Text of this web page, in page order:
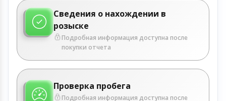
Сведения о нахождении в
розыске
Подробная информация доступна после
покупки отчета
Проверка пробега
Подробная информация доступна после